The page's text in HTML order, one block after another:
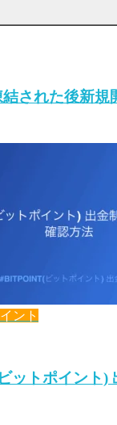
された後新規
ント
ットポイント)